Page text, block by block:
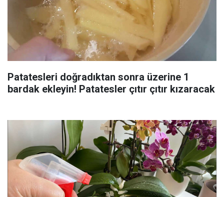
Patatesleri doğradıktan sonra üzerine 1
bardak ekleyin! Patatesler çıtır çıtır kızaracak